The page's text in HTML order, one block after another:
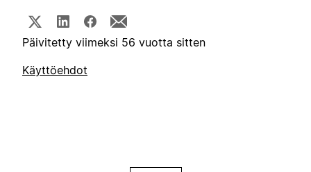
Päivitetty viimeksi 56 vuotta sitten
Käyttöehdot